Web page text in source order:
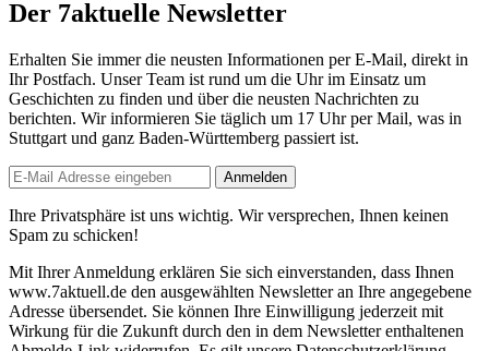
Der 7aktuelle Newsletter
Erhalten Sie immer die neusten Informationen per E-Mail, direkt in
Ihr Postfach. Unser Team ist rund um die Uhrim Einsatz um
Geschichten zu finden und über die neusten Nachrichten zu
berichten. Wir informieren Sie täglich um 17 Uhrper Mail, was in
Stuttgart und ganz Baden-Württemberg passiert ist.
Anmelden
Ihre Privatsphäre ist uns wichtig. Wir versprechen, Ihnen keinen
Spam zu schicken!
Mit Ihrer Anmeldung erklären Sie sich einverstanden, dass Ihnen
www.7aktuell.de den ausgewählten Newsletter an Ihre angegebene
Adresse übersendet. Sie können Ihre Einwilligung jederzeit mit
Wirkung für die Zukunft durch den in dem Newsletter enthaltenen